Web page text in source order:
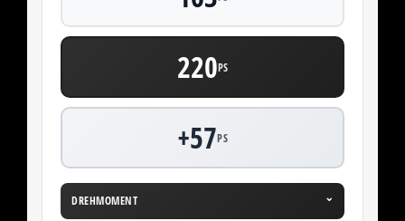
220PS
+57PS
DREHMOMENT ⌄